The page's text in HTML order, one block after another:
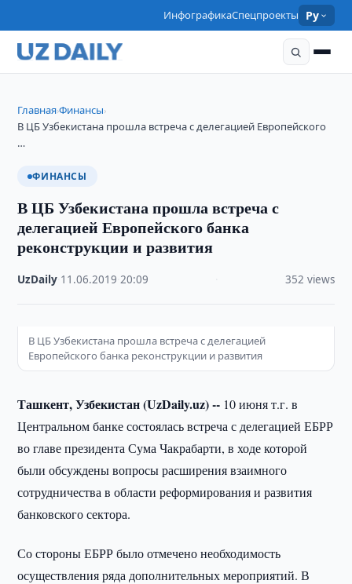
ИнфографикаСпецпроекты Ру
Главная›Финансы›
В ЦБ Узбекистана прошла встреча с делегацией Европейского
…
ФИНАНСЫ
В ЦБ Узбекистана прошла встреча с
делегацией Европейского банка
реконструкции и развития
UzDaily 11.06.2019 ·20:09 352 views
В ЦБ Узбекистана прошла встреча с делегацией
Европейского банка реконструкции и развития
Ташкент, Узбекистан (UzDaily.uz) -- 10 июня т.г. в
Центральном банке состоялась встреча с делегацией ЕБРР
во главе президента Сума Чакрабарти, в ходе которой
были обсуждены вопросы расширения взаимного
сотрудничества в области реформирования и развития
банковского сектора.
Со стороны ЕБРР было отмечено необходимость
осуществления ряда дополнительных мероприятий. В